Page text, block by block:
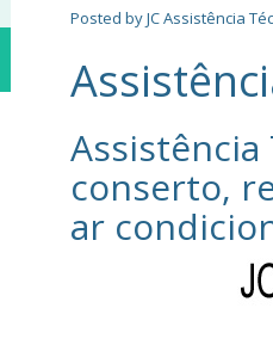
Posted byJC Assistência
Assistência
conserto,
ar